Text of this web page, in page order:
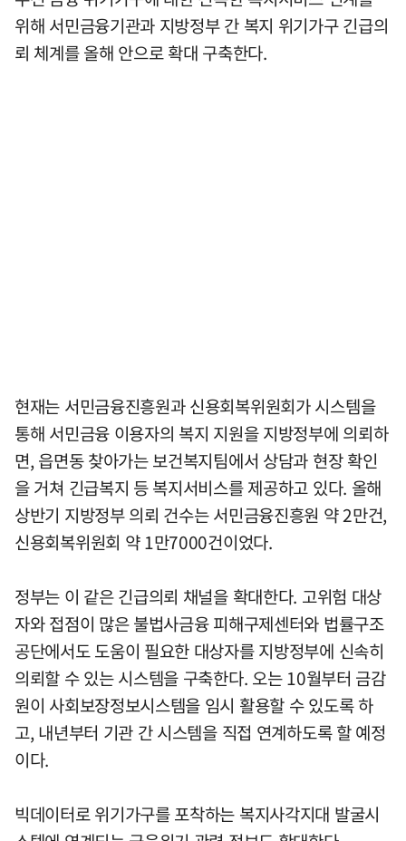
위해 서민금융기관과 지방정부 간 복지 위기가구 긴급의
뢰 체계를 올해 안으로 확대 구축한다.
현재는 서민금융진흥원과 신용회복위원회가 시스템을
통해 서민금융 이용자의 복지 지원을 지방정부에 의뢰하
면, 읍면동 찾아가는 보건복지팀에서 상담과 현장 확인
을 거쳐 긴급복지 등 복지서비스를 제공하고 있다. 올해
상반기 지방정부 의뢰 건수는 서민금융진흥원 약 2만건,
신용회복위원회 약 1만7000건이었다.
정부는 이 같은 긴급의뢰 채널을 확대한다. 고위험 대상
자와 접점이 많은 불법사금융 피해구제센터와 법률구조
공단에서도 도움이 필요한 대상자를 지방정부에 신속히
의뢰할 수 있는 시스템을 구축한다. 오는 10월부터 금감
원이 사회보장정보시스템을 임시 활용할 수 있도록 하
고, 내년부터 기관 간 시스템을 직접 연계하도록 할 예정
이다.
빅데이터로 위기가구를 포착하는 복지사각지대 발굴시